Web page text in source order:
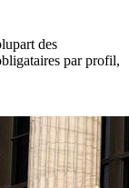
des
par profil,